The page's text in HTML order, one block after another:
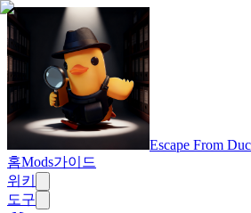
Escape From
홈Mods가이드
위키
도구